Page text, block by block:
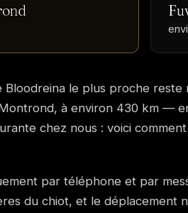
Bloodreina le plus proche
à environ 430 km —
chez nous : voici
par téléphone et par
du chiot, et le déplacement